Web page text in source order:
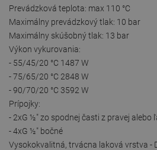
Prevádzková teplota: max 110 °C
Maximálny prevádzkový tlak: 10 bar
Maximálny skúšobný tlak: 13 bar
Výkon vykurovania:
- 55/45/20 °C 1487 W
- 75/65/20 °C 2848 W
- 90/70/20 °C 3592 W
Prípojky:
- 2xG ½″ zo spodnej časti z pravej alebo
- 4xG ½″ bočné
Vysokokvalitná, trvácna laková vrstva -